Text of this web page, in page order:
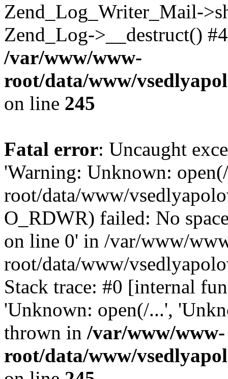
Zend_Log_Writer_Mail-
Zend_Log->__destruct()
/var/www/www-
root/data/www/
on line 245
Fatal error: Uncaught
'Warning: Unknown:
root/data/www/
O_RDWR) failed: No
on line 0' in /var/www/
root/data/www/
Stack trace: #0 [internal
'Unknown: open(/...',
thrown in /var/www/www-
root/data/www/